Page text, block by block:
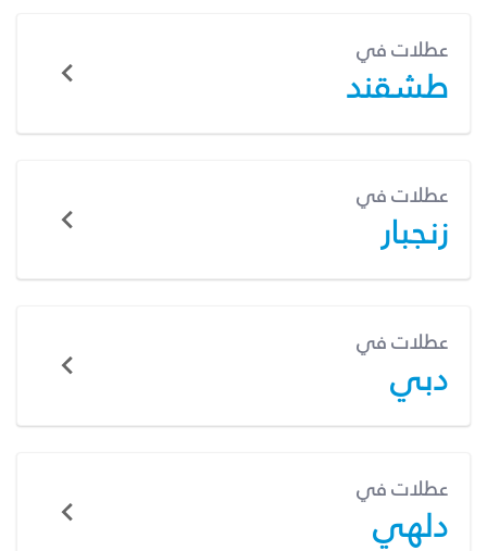
عطلات في
طشقند
عطلات في
زنجبار
عطلات في
دبي
عطلات في
دلهي